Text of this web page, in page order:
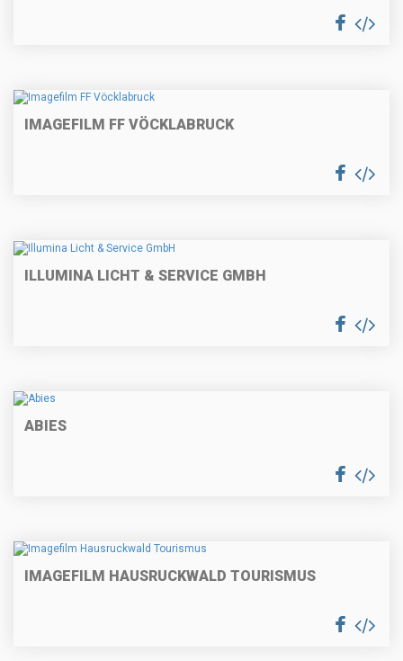
IMAGEFILM FF VÖCKLABRUCK
ILLUMINA LICHT & SERVICE GMBH
ABIES
IMAGEFILM HAUSRUCKWALD TOURISMUS